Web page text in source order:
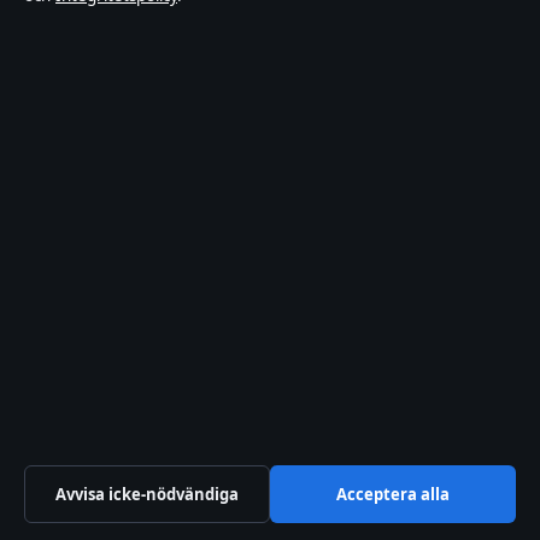
Livsstil
Nacka Publishing Limited
Level 3, Tower Business Centre, Tower Street, Swatar
Avvisa icke-nödvändiga Acceptera alla